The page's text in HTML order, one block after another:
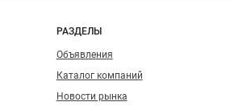
РАЗДЕЛЫ
Объявления
Каталог компаний
Новости рынка